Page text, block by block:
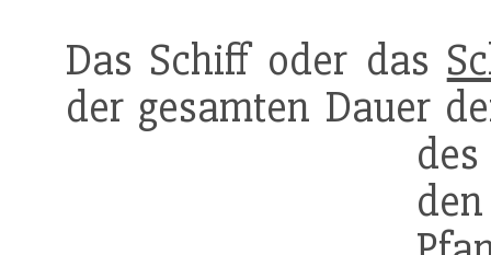
Das Schiff oder das
der gesamten Dauer